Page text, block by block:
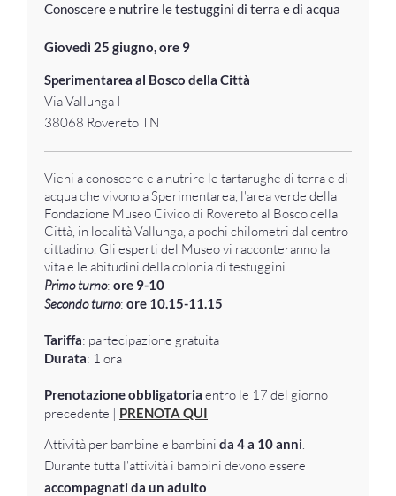
Conoscere e nutrire le testuggini di terra e di acqua
Giovedì 25 giugno, ore 9
Sperimentarea al Bosco della Città
Via Vallunga I
38068 Rovereto TN
Vieni a conoscere e a nutrire le tartarughe di terra e di
acqua che vivono a Sperimentarea, l'area verde della
Fondazione Museo Civico di Rovereto al Bosco della
Città, in località Vallunga, a pochi chilometri dal centro
cittadino. Gli esperti del Museo vi racconteranno la
vita e le abitudini della colonia di testuggini.
Primo turno: ore 9-10
Secondo turno: ore 10.15-11.15
Tariffa: partecipazione gratuita
Durata: 1 ora
Prenotazione obbligatoria entro le 17 del giorno
precedente | PRENOTA QUI
Attività per bambine e bambini da 4 a 10 anni
Durante tutta l'attività i bambini devono essere
accompagnati da un adulto